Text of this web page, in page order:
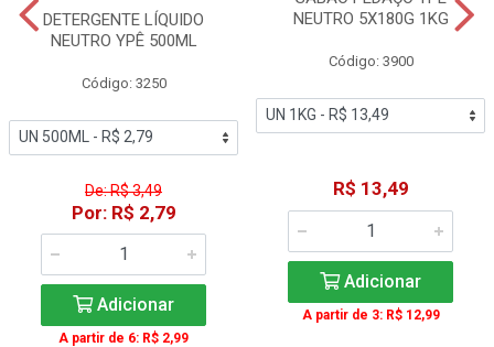
DETERGENTE LÍQUIDO
NEUTRO YPÊ 500ML
Código: 3250
De: R$ 3,49
Por: R$ 2,79
Adicionar
A partir de 6: R$ 2,99
NEUTRO 5X180G 1KG
Código: 3900
R$ 13,49
Adicionar
A partir de 3: R$ 12,99